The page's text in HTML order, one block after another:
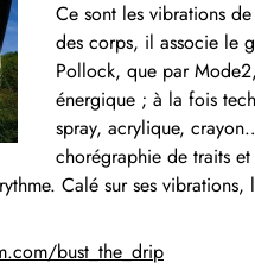
Ce sont les vibrations
des corps, il associe le
Pollock, que par
énergique ; à la fois
spray, acrylique,
chorégraphie de traits
Calé sur ses
bust_the_drip